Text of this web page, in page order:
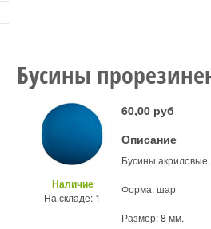
Бусины
Наличие
На складе: 1
60,00 руб
Описание
Бусины
Форма: шар
Размер: 8 мм.